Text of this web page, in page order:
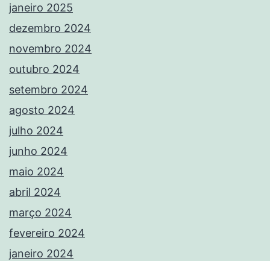
janeiro 2025
dezembro 2024
novembro 2024
outubro 2024
setembro 2024
agosto 2024
julho 2024
junho 2024
maio 2024
abril 2024
março 2024
fevereiro 2024
janeiro 2024